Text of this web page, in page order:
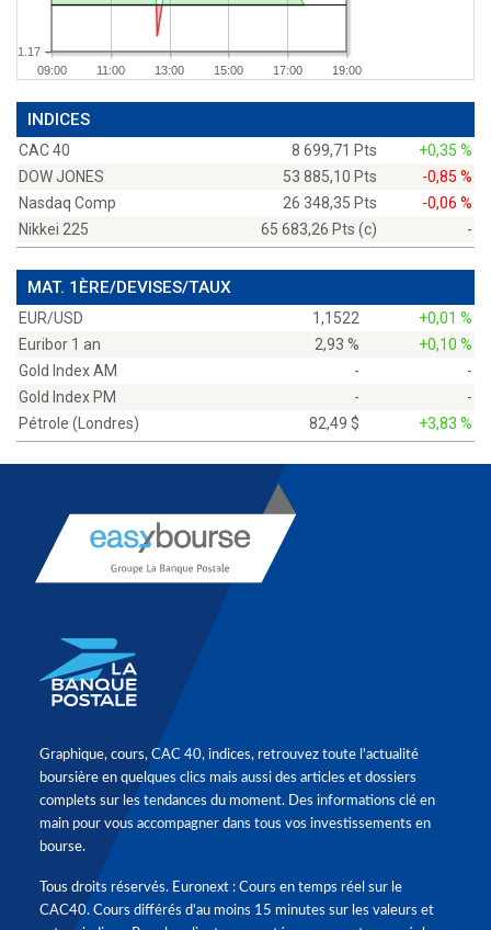
09:00 11:00 13:00 15:00 17:00 19:00
1.17
INDICES
CAC 40 8 699,71 Pts
+0,35 %
DOW JONES
53 885,10 Pts
-0,85 %
Nasdaq Comp
26 348,35 Pts
-0,06 %
Nikkei 225
65 683,26 Pts (c) -
MAT. 1ÈRE/DEVISES/TAUX
EUR/USD 1,1522
+0,01 %
Euribor 1 an
2,93 %
+0,10 %
Gold Index AM
-
-
Gold Index PM
-
-
Pétrole (Londres)
82,49 $ +3,83 %
Graphique, cours, CAC 40, indices, retrouvez toute l'actualité
boursière en quelques clics mais aussi des articles et dossiers
complets sur les tendances du moment. Des informations clé en
main pour vous accompagner dans tous vos investissements en
bourse.
Tous droits réservés. Euronext : Cours en temps réel sur le
CAC40. Cours différés d'au moins 15 minutes sur les valeurs et